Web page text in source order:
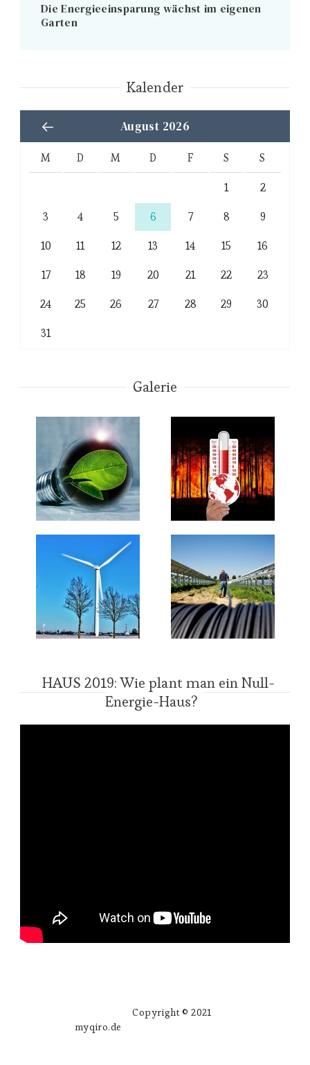
Die Energieeinsparung wächst im eigenen
Garten
Kalender
August 2026
M D M D F S S
1
2
3
4 5 6 7 8
9
10
11 12 13 14 15
16
17
18 19 20 21 22
23
24
25 26 27 28 29
30
31
Galerie
HAUS 2019: Wie plant man ein Null-
Energie-Haus?